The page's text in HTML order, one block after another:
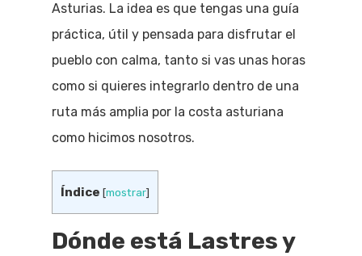
Asturias. La idea es que tengas una guía
práctica, útil y pensada para disfrutar el
pueblo con calma, tanto si vas unas horas
como si quieres integrarlo dentro de una
ruta más amplia por la costa asturiana
como hicimos nosotros.
Índice [mostrar]
Dónde está Lastres y